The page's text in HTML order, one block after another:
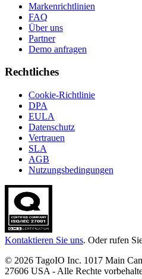
Markenrichtlinien
FAQ
Über uns
Partner
Demo anfragen
Rechtliches
Cookie-Richtlinie
DPA
EULA
Datenschutz
Vertrauen
SLA
AGB
Nutzungsbedingungen
Kontaktieren Sie uns. Oder rufen
© 2026 TagoIO Inc. 1017 Main
27606 USA - Alle Rechte